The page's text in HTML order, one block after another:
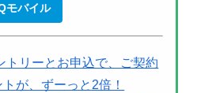
モバイル
リーとお申込で、ご契約
が、ずーっと2倍！